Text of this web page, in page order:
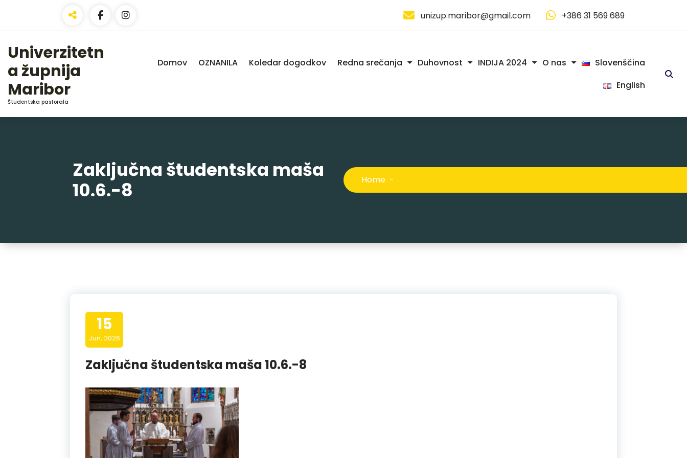
Content
unizup.maribor@gmail.com +386 31 569 689
Univerzitetn
a župnija
Maribor
Študentska pastorala
Domov OZNANILA Koledar dogodkov Redna srečanja Duhovnost INDIJA 2024 O nas
Slovenščina
English
Zaključna študentska maša
10.6.-8
Home -
15
Jun, 2026
Zaključna študentska maša 10.6.-8